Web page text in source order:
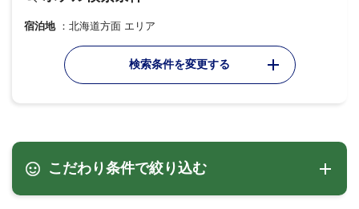
宿泊地 北海道方面 エリア
検索条件を変更する
こだわり条件で絞り込む